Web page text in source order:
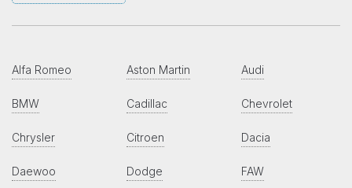
Alfa Romeo Aston Martin Audi
BMW Cadillac Chevrolet
Chrysler Citroen Dacia
Daewoo Dodge FAW